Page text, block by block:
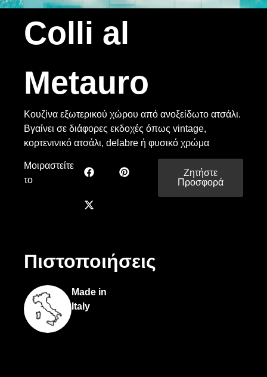
Colli al
Metauro
Κουζίνα εξωτερικού χώρου από ανοξείδωτο ατσάλι.
Βγαίνει σε διάφορες εκδοχές όπως vintage,
κορτενινικό ατσάλι, delabre ή φυσικό χρώμα
Μοιραστείτε
το
Ζητήστε
Προσφορά
Πιστοποιήσεις
Made in
Italy